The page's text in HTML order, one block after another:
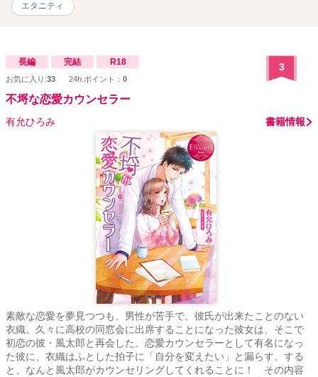
エタニティ
長編 完結 R18
お気に入り:33 24h.ポイント： 0
3
不埒な恋愛カウンセラー
有允ひろみ 書籍情報
素敵な恋愛を夢見つつも、男性が苦手で、彼氏が出来たことのない
衣織。久々に高校の同窓会に出席することになった彼女は、そこで
初恋の彼・風太郎と再会した。恋愛カウンセラーとして有名になっ
た彼に、衣織はふとした拍子に「自分を変えたい」と漏らす。する
と、なんと風太郎がカウンセリングしてくれることに！ その内容